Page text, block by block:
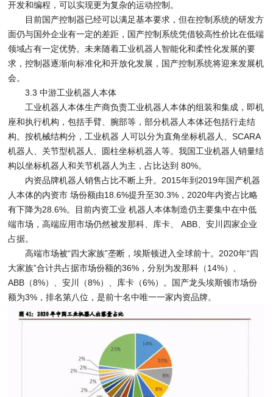
开发和编程，可以实现更为复杂的运动控制。
目前国产控制器已经可以满足基本要求，但在控制系统的研发方
面仍与国外企业有一定的差距，国产控制系统凭借较高性价比在低端
领域占有一定优势。未来随着工业机器人智能化和柔性化发展的要
求，控制器逐渐向标准化和开放化发展，国产控制系统将迎来发展机
会。
3.3 中游工业机器人本体
工业机器人本体生产商负责工业机器人本体的组装和集成，即机
座和执行机构，包括手臂、腕部等，部分机器人本体还包括行走结
构。按机械结构分，工业机器 人可以分为直角坐标机器人、SCARA
机器人、关节型机器人、圆柱坐标机器人等。我国工业机器人销量结
构以坐标机器人和关节机器人为主，占比达到 80%。
内资品牌机器人销售占比不断上升。2015年到2019年国产机器
人本体的内资市 场份额由18.6%提升至30.3%，2020年内资占比略
有下降为28.6%。目前内资工业 机器人本体制造仍主要集中在中低
端市场，高端应用市场仍然被发那科、库卡、 ABB、安川四家企业
占据。
高端市场被“四大家族”垄断，埃斯顿进入全球前十。2020年“四
大家族”合计共占据市场份额的36%，分别为发那科（14%）、
ABB（8%）、安川（8%）、库卡（6%）。国产龙头埃斯顿市场份
额为3%，排名第八位，是前十名中唯一一家内资品牌。